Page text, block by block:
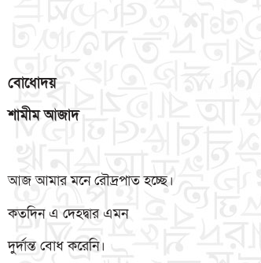
বোধোদয়
শামীম আজাদ
আজ আমার মনে রৌদ্রপাত হচ্ছে।
কতদিন এ দেহদ্বার এমন
দুর্দান্ত বোধ করেনি।